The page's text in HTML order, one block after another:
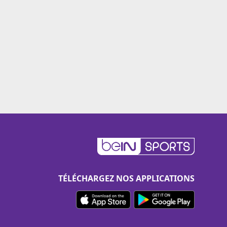
TÉLÉCHARGEZ NOS APPLICATIONS